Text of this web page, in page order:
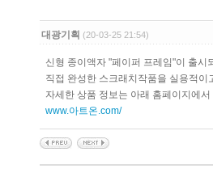
대광기획 (20-03-25 21:54)
신형 종이액자 "페이퍼 프레임"이 출시
직접 완성한 스크래치작품을 실용적
자세한 상품 정보는 아래 홈페이지에
www.아트온.com/